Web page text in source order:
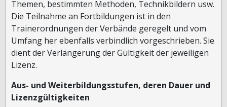
Themen, bestimmten Methoden, Technikbildern usw.
Die Teilnahme an Fortbildungen ist in den
Trainerordnungen der Verbände geregelt und vom
Umfang her ebenfalls verbindlich vorgeschrieben. Sie
dient der Verlängerung der Gültigkeit der jeweiligen
Lizenz.
Aus- und Weiterbildungsstufen, deren Dauer und
Lizenzgültigkeiten